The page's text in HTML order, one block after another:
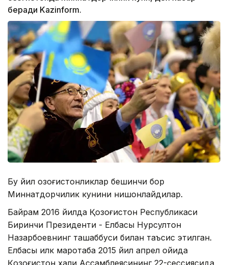
беради Kazinform.
Бу йил қозоғистонликлар бешинчи бор
Миннатдорчилик кунини нишонлайдилар.
Байрам 2016 йилда Қозоғистон Республикаси
Биринчи Президенти - Елбасы Нурсултон
Назарбоевнинг ташаббуси билан таъсис этилган.
Елбасы илк маротаба 2015 йил апрел ойида